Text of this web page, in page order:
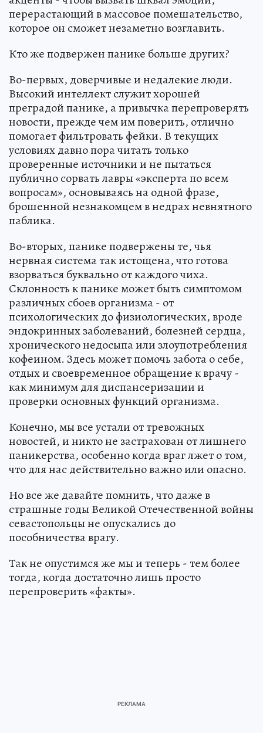
перерастающий в массовое помешательство,
которое он сможет незаметно возглавить.
Кто же подвержен панике больше других?
Во-первых, доверчивые и недалекие люди.
Высокий интеллект служит хорошей
преградой панике, а привычка перепроверять
новости, прежде чем им поверить, отлично
помогает фильтровать фейки. В текущих
условиях давно пора читать только
проверенные источники и не пытаться
публично сорвать лавры «эксперта по всем
вопросам», основываясь на одной фразе,
брошенной незнакомцем в недрах невнятного
паблика.
Во-вторых, панике подвержены те, чья
нервная система так истощена, что готова
взорваться буквально от каждого чиха.
Склонность к панике может быть симптомом
различных сбоев организма - от
психологических до физиологических, вроде
эндокринных заболеваний, болезней сердца,
хронического недосыпа или злоупотребления
кофеином. Здесь может помочь забота о себе,
отдых и своевременное обращение к врачу -
как минимум для диспансеризации и
проверки основных функций организма.
Конечно, мы все устали от тревожных
новостей, и никто не застрахован от лишнего
паникерства, особенно когда враг лжет о том,
что для нас действительно важно или опасно.
Но все же давайте помнить, что даже в
страшные годы Великой Отечественной войны
севастопольцы не опускались до
пособничества врагу.
Так не опустимся же мы и теперь - тем более
тогда, когда достаточно лишь просто
перепроверить «факты».